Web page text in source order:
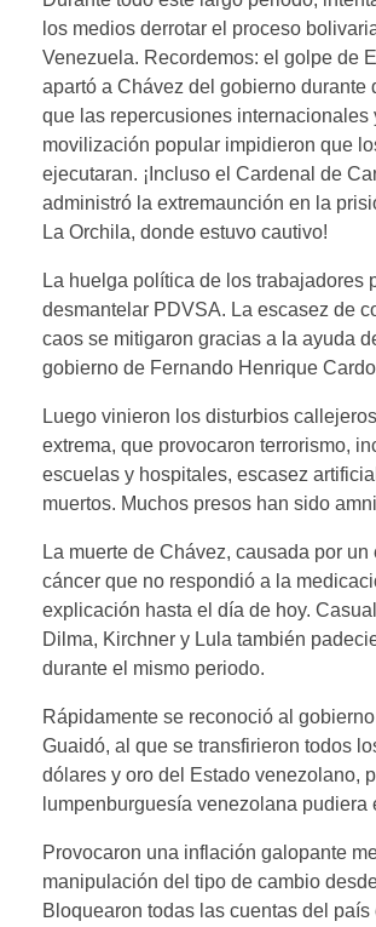
los medios derrotar el proceso
Venezuela. Recordemos: el golpe de
apartó a Chávez del gobierno durante
que las repercusiones internacionales
movilización popular impidieron que
ejecutaran. ¡Incluso el Cardenal de
administró la extremaunción en la
La Orchila, donde estuvo cautivo!
La huelga política de los trabajadores
desmantelar PDVSA. La escasez de
caos se mitigaron gracias a la ayuda
gobierno de Fernando Henrique
Luego vinieron los disturbios
extrema, que provocaron terrorismo,
escuelas y hospitales, escasez
muertos. Muchos presos han sido
La muerte de Chávez, causada por un
cáncer que no respondió a la
explicación hasta el día de hoy.
Dilma, Kirchner y Lula también
durante el mismo periodo.
Rápidamente se reconoció al
Guaidó, al que se transfirieron todos
dólares y oro del Estado venezolano,
lumpenburguesía venezolana pudiera
Provocaron una inflación galopante
manipulación del tipo de cambio
Bloquearon todas las cuentas del país